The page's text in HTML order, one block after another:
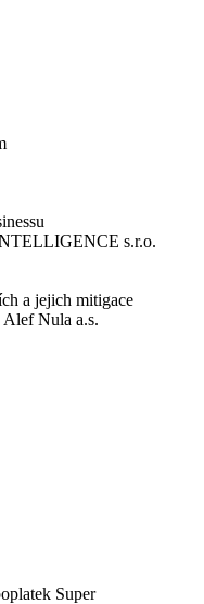
s.r.o.
a jejich mitigace
Alef Nula a.s.
Super